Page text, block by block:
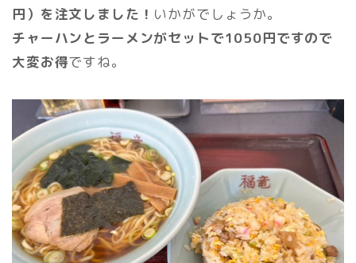
円）を注文しました！ いかがでしょうか。
チャーハンとラーメンがセットで1050円ですので
大変お得ですね。